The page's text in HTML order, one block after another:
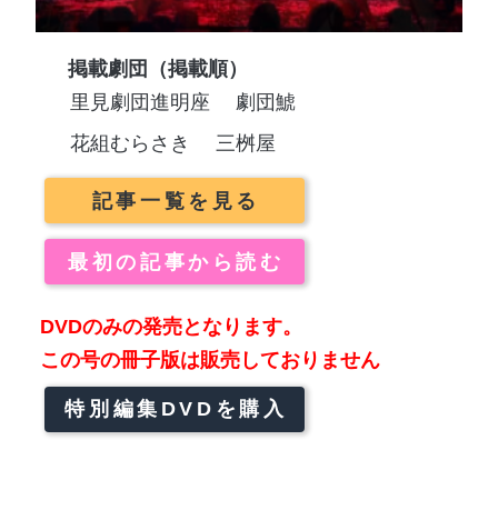
掲載劇団（掲載順）
里見劇団進明座
劇団鯱
花組むらさき
三桝屋
記事一覧を見る
最初の記事から読む
DVDのみの発売となります。
この号の冊子版は販売しておりません
特別編集DVDを購入